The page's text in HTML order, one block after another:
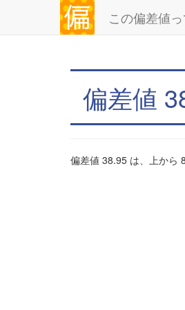
この偏差値
偏差値
偏差値 38.95 は、上から